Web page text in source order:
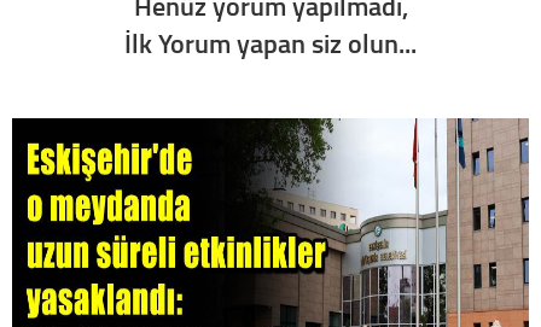
İlk Yorum yapan siz olun...